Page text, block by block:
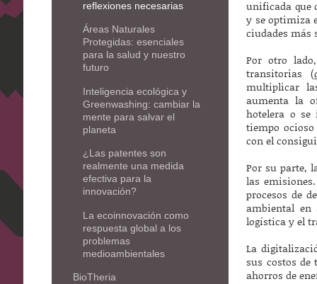
unificada que
y se optimiza
ciudades más
Por otro
transitorias (
multiplicar
aumenta la
hotelera o se
tiempo
con el
Por su parte,
las
procesos de
ambiental en
logística y el
La
sus costos de
ahorros de
reflexiones necesarias
Áreas Naturales
Protegidas: esenciales
para la salud y nuestro
futuro
Inteligencia ecológica y
Greenwashing: cambiar la
mente para salvar el
planeta
¿Las patentes son
realmente una medida
efectiva para la
innovación?
La ecoinnovación como
respuesta global a los
problemas
medioambientales
BioTheria